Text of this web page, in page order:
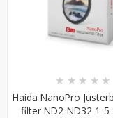
JJC
Haida NanoPro
filter ND2-ND32 1-5
★ ★ ★ ★ ★